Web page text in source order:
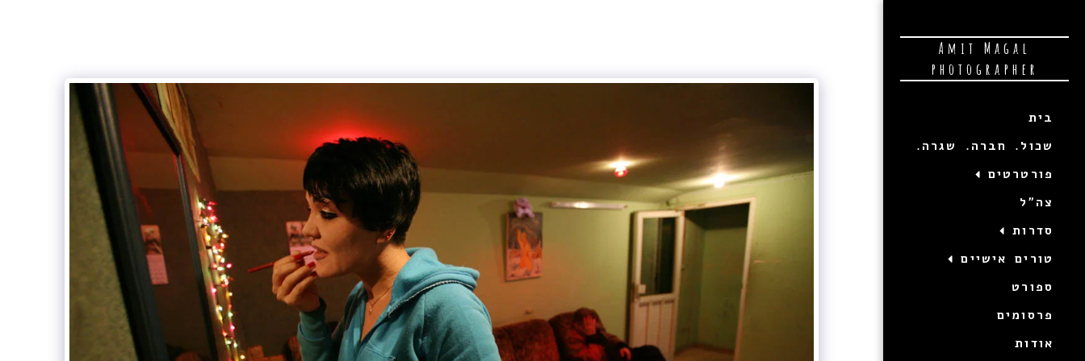
Amit Magal
photographer
בית
שכול. חברה. שגרה.
פורטרטים
צה"ל
סדרות
טורים אישיים
ספורט
פרסומים
אודות